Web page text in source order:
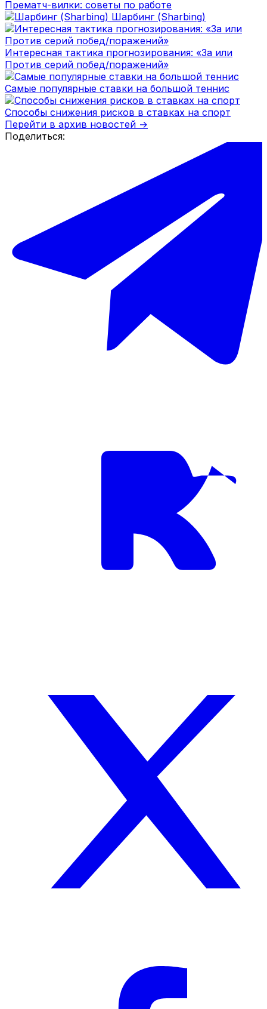
Прематч-вилки: советы по работе
Шарбинг (Sharbing)
Интересная тактика прогнозирования: «За или
Против серий побед/поражений»
Самые популярные ставки на большой теннис
Способы снижения рисков в ставках на спорт
Перейти в архив новостей →
Поделиться: